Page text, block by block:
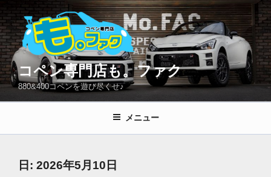
ン
テ
ン
ツ
へ
プ
コペン専門店も。ファク
880&400コペンを遊び尽くせ♪
メニュー
日: 2026年5月10日